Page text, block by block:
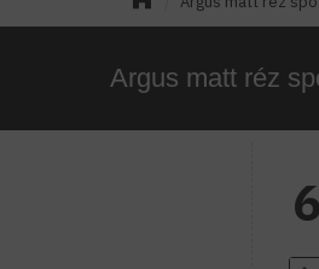
Argus matt réz